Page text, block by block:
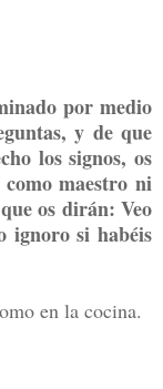
por medio
y de que
los signos, os
maestro ni
os dirán: Veo
ignoro si habéis
en la cocina.